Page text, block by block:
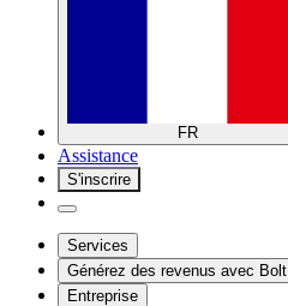
FR
Assistance
S'inscrire
Services
Générez des revenus avec Bolt
Entreprise